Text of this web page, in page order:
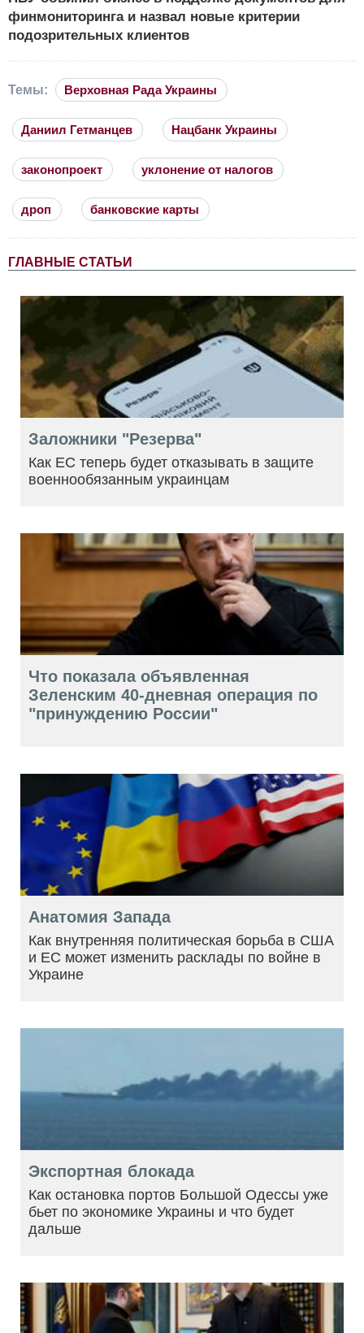
финмониторинга и назвал новые критерии
подозрительных клиентов
Темы: Верховная Рада Украины
Даниил Гетманцев Нацбанк Украины
законопроект уклонение от налогов
дроп банковские карты
ГЛАВНЫЕ СТАТЬИ
Заложники "Резерва"
Как ЕС теперь будет отказывать в защите
военнообязанным украинцам
Что показала объявленная
Зеленским 40-дневная операция по
"принуждению России"
Анатомия Запада
Как внутренняя политическая борьба в США
и ЕС может изменить расклады по войне в
Украине
Экспортная блокада
Как остановка портов Большой Одессы уже
бьет по экономике Украины и что будет
дальше